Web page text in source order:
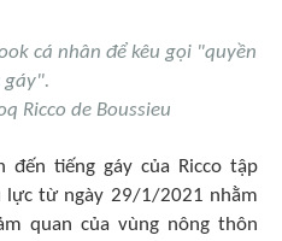
cá nhân để kêu gọi "quyền
gáy".
Ricco de Boussieu
đến tiếng gáy của Ricco tập
lực từ ngày 29/1/2021 nhằm
quan của vùng nông thôn